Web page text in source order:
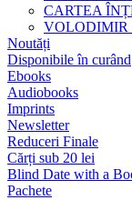
CARTEA
VOLODIMIR
Noutăți
Disponibile în curând
Ebooks
Audiobooks
Imprints
Newsletter
Reduceri Finale
Cărți sub 20 lei
Blind Date with a
Pachete